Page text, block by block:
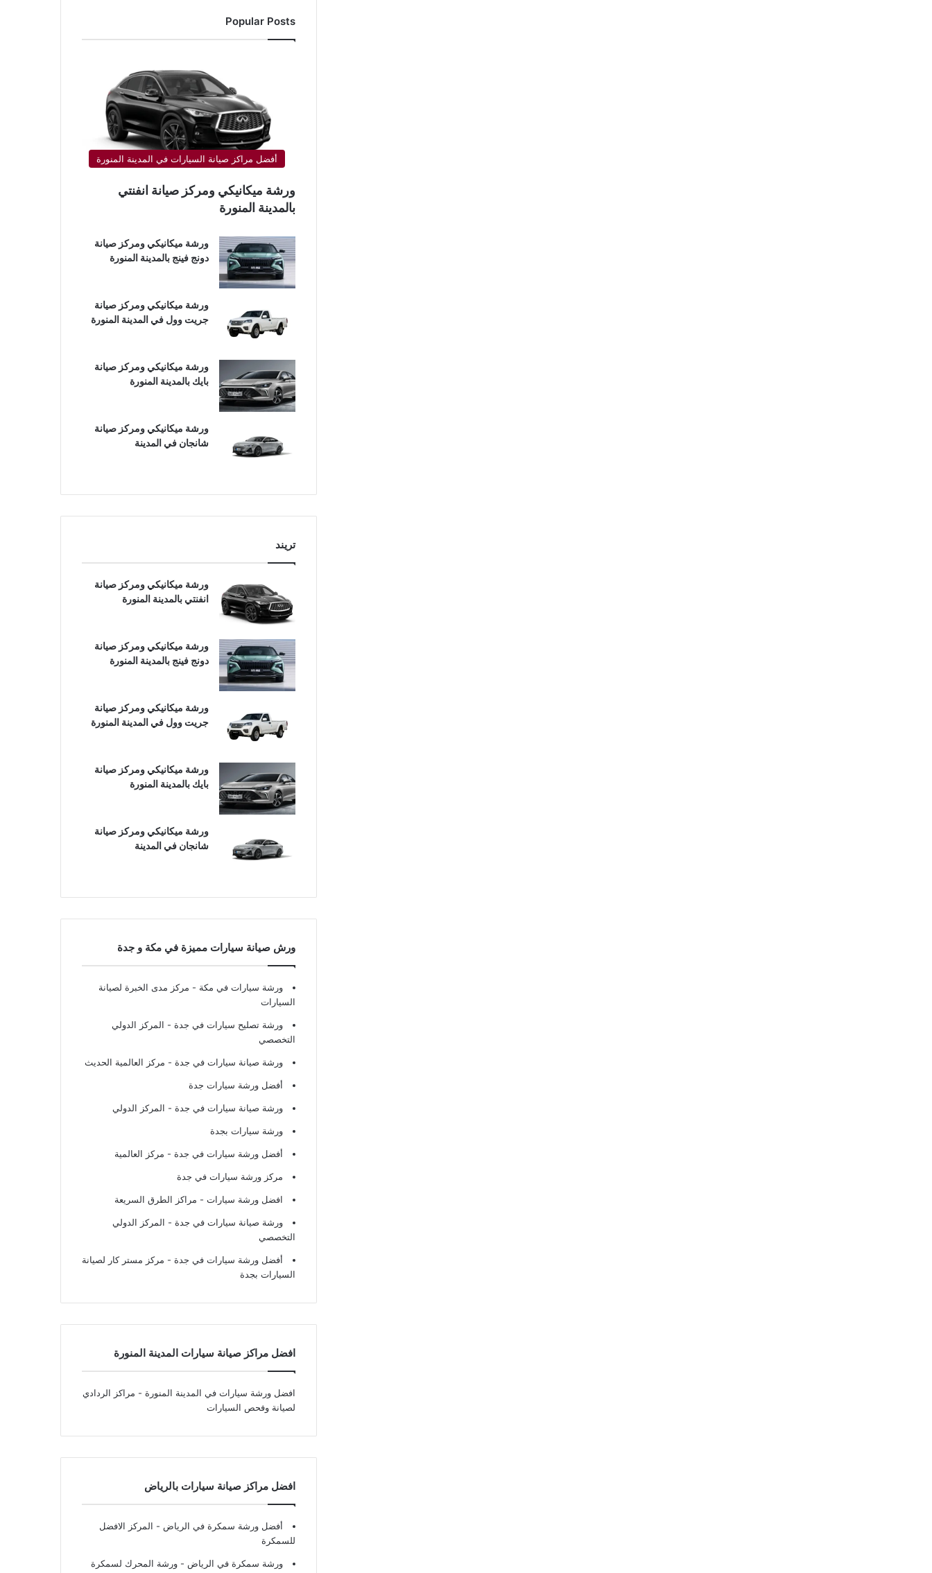
Popular Posts
أفضل مراكز صيانة السيارات في المدينة المنورة
ورشة ميكانيكي ومركز صيانة انفنتي
بالمدينة المنورة
ورشة ميكانيكي ومركز صيانة
دونج فينج بالمدينة المنورة
ورشة ميكانيكي ومركز صيانة
جريت وول في المدينة المنورة
ورشة ميكانيكي ومركز صيانة
بايك بالمدينة المنورة
ورشة ميكانيكي ومركز صيانة
شانجان في المدينة
تريند
ورشة ميكانيكي ومركز صيانة
انفنتي بالمدينة المنورة
ورشة ميكانيكي ومركز صيانة
دونج فينج بالمدينة المنورة
ورشة ميكانيكي ومركز صيانة
جريت وول في المدينة المنورة
ورشة ميكانيكي ومركز صيانة
بايك بالمدينة المنورة
ورشة ميكانيكي ومركز صيانة
شانجان في المدينة
ورش صيانة سيارات مميزة في مكة و جدة
ورشة سيارات في مكة - مركز مدى الخبرة لصيانة
السيارات
ورشة تصليح سيارات في جدة - المركز الدولي
التخصصي
ورشة صيانة سيارات في جدة - مركز العالمية الحديث
أفضل ورشة سيارات جدة
ورشة صيانة سيارات في جدة - المركز الدولي
ورشة سيارات بجدة
أفضل ورشة سيارات في جدة - مركز العالمية
مركز ورشة سيارات في جدة
افضل ورشة سيارات - مراكز الطرق السريعة
ورشة صيانة سيارات في جدة - المركز الدولي
التخصصي
أفضل ورشة سيارات في جدة - مركز مستر كار لصيانة
السيارات بجدة
افضل مراكز صيانة سيارات المدينة المنورة
افضل ورشة سيارات في المدينة المنورة - مراكز الردادي
لصيانة وفحص السيارات
افضل مراكز صيانة سيارات بالرياض
أفضل ورشة سمكرة في الرياض - المركز الافضل
للسمكرة
ورشة سمكرة في الرياض - ورشة المحرك لسمكرة